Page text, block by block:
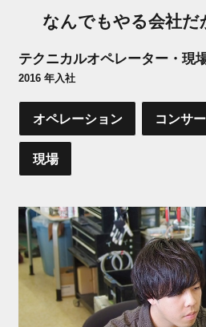
なんでもやる会社だ
テクニカルオペレーター・現
2016 年入社
オペレーション コンサ
現場